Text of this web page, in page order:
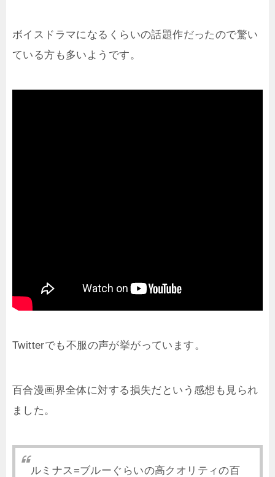
ボイスドラマになるくらいの話題作だったので驚い
ている方も多いようです。
Twitterでも不服の声が挙がっています。
百合漫画界全体に対する損失だという感想も見られ
ました。
ルミナス=ブルーぐらいの高クオリティの百